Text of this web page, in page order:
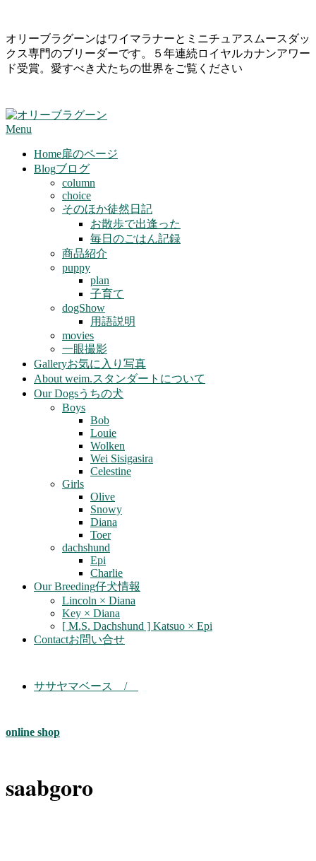
Skip
to
content
オリーブラグーンはワイマラナーとミニチュアスムースダッ
クス専門のブリーダーです。５年連続ロイヤルカナンアワー
ド受賞。愛すべき犬たちの世界をご覧ください
Primary
Menu
Menu
Home扉のページ
Blogブログ
column
choice
そのほか徒然日記
お散歩で出逢った
毎日のごはん記録
商品紹介
puppy
plan
子育て
dogShow
用語説明
movies
一眼撮影
Galleryお気に入り写真
About weim.スタンダートについて
Our Dogsうちの犬
Boys
Bob
Louie
Wolken
Wei Sisigasira
Celestine
Girls
Olive
Snowy
Diana
Toer
dachshund
Epi
Charlie
Our Breeding仔犬情報
Lincoln × Diana
Key × Diana
[ M.S. Dachshund ] Katsuo × Epi
Contactお問い合せ
ササヤマベース /
online shop
saabgoro